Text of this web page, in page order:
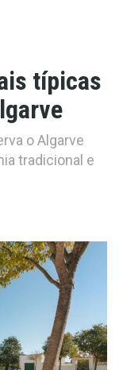
típicas
o Algarve
tradicional e